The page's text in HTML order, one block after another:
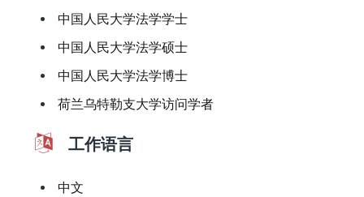
中国人民大学法学学士
中国人民大学法学硕士
中国人民大学法学博士
荷兰乌特勒支大学访问学者
工作语言
中文